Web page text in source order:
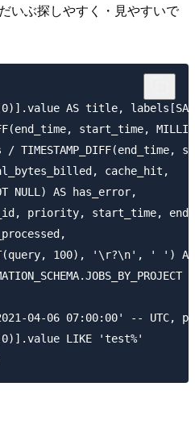
いぶ探しやすく・見やすいで
AS title,
start_time,
/ TIMESTAMP_DIFF(end_time,
cache_hit,
NULL) AS has_error,
priority, start_time,
100), '\r?\n', ' ')
04-06 07:00:00' -- UTC,
LIKE 'test%'